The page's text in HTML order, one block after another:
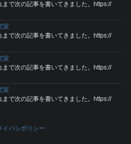
で次の記事を書いてきました。https://
室
で次の記事を書いてきました。https://
室
で次の記事を書いてきました。https://
室
で次の記事を書いてきました。https://
イバシポリシー